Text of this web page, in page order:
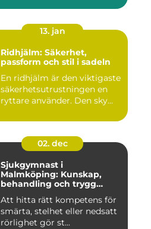
13. jan
Ridhjälm: Säkerhet,
passform och stil i sadeln
En ridhjälm är den viktigaste
säkerhetsutrustningen en
ryttare använder. Den sky...
02. dec
Sjukgymnast i
Malmköping: Kunskap,
behandling och trygg
Att hitta rätt kompetens för
smärta, stelhet eller nedsatt
rörlighet gör st...